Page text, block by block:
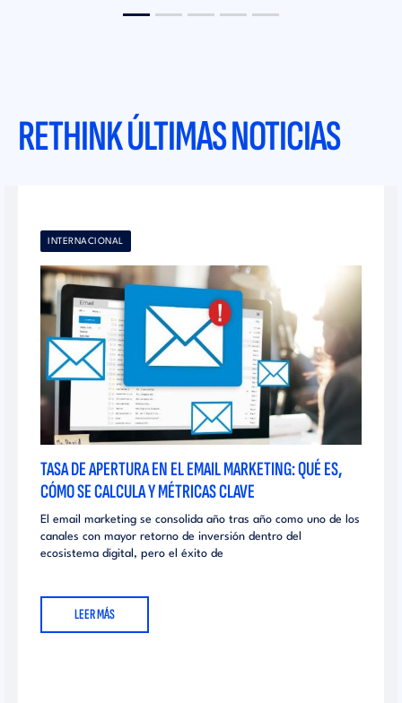
RETHINK ÚLTIMAS NOTICIAS
INTERNACIONAL
TASA DE APERTURA EN EL EMAIL MARKETING: QUÉ ES,
CÓMO SE CALCULA Y MÉTRICAS CLAVE
El email marketing se consolida año tras año como uno de los
canales con mayor retorno de inversión dentro del
ecosistema digital, pero el éxito de
LEER MÁS